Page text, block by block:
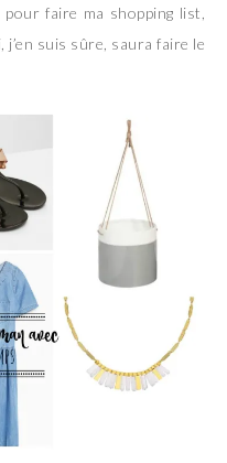
faire ma shopping list,
suis sûre, saura faire le